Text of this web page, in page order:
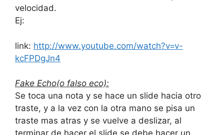
velocidad.
Ej:
link: http://www.youtube.com/watch?v=v-
kcFPDgJn4
Fake Echo(o falso eco):
Se toca una nota y se hace un slide hacia otro
traste, y a la vez con la otra mano se pisa un
traste mas atras y se vuelve a deslizar, al